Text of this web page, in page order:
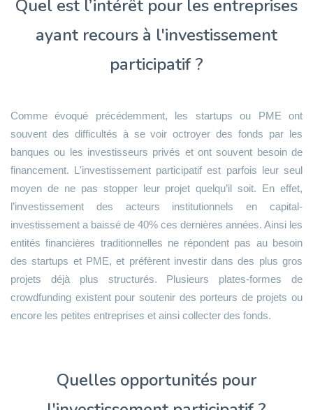
Quel est l’intérêt pour les entreprises
ayant recours à l'investissement
participatif ?
Comme évoqué précédemment, les startups ou PME ont
souvent des difficultés à se voir octroyer des fonds par les
banques ou les investisseurs privés et ont souvent besoin de
financement. L'investissement participatif est parfois leur seul
moyen de ne pas stopper leur projet quelqu’il soit. En effet,
l’investissement des acteurs institutionnels en capital-
investissement a baissé de 40% ces dernières années. Ainsi les
entités financières traditionnelles ne répondent pas au besoin
des startups et PME, et préfèrent investir dans des plus gros
projets déjà plus structurés. Plusieurs plates-formes de
crowdfunding existent pour soutenir des porteurs de projets ou
encore les petites entreprises et ainsi collecter des fonds.
Quelles opportunités pour